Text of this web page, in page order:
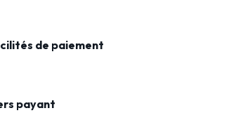
de paiement
payant